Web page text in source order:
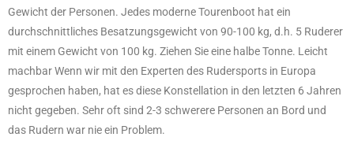
Gewicht der Personen. Jedes moderne Tourenboot hat ein
durchschnittliches Besatzungsgewicht von 90-100 kg, d.h. 5 Ruderer
mit einem Gewicht von 100 kg. Ziehen Sie eine halbe Tonne. Leicht
machbar Wenn wir mit den Experten des Rudersports in Europa
gesprochen haben, hat es diese Konstellation in den letzten 6 Jahren
nicht gegeben. Sehr oft sind 2-3 schwerere Personen an Bord und
das Rudern war nie ein Problem.